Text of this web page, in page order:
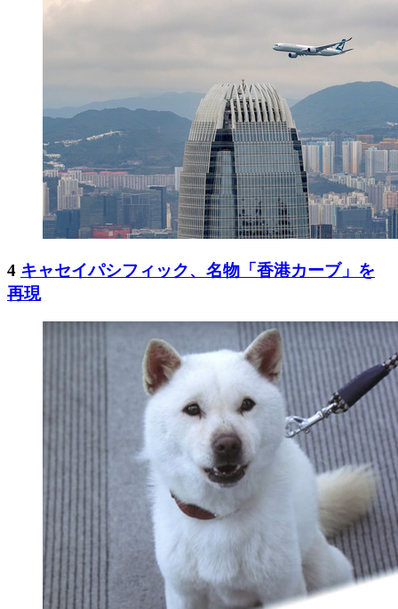
4 キャセイパシフィック、名物「香港カーブ」を
再現